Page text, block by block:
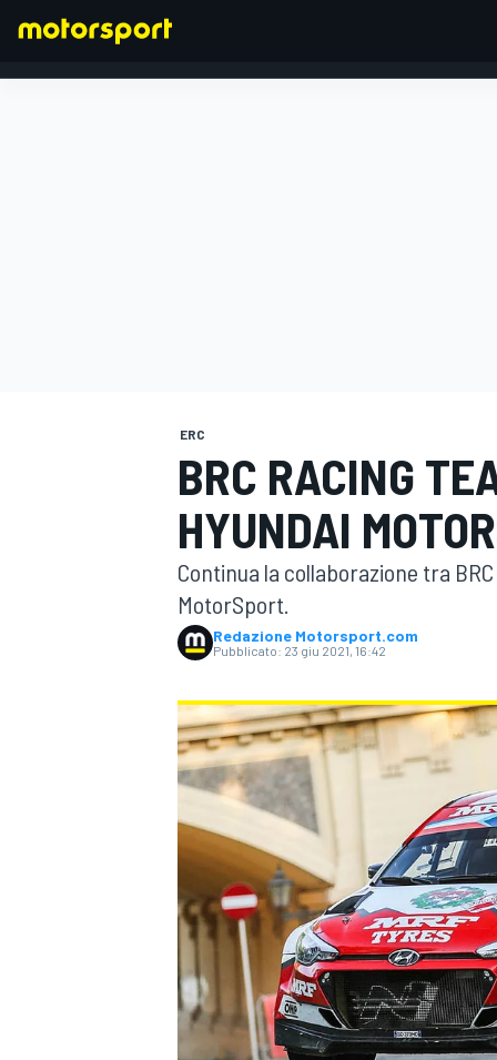
MOTOGP WEC
WRC
ERC
BRC RACING
HYUNDAI
Continua la collaborazione tra
MotorSport.
Redazione Motorsport.com
Pubblicato: 23 giu 2021, 16:42